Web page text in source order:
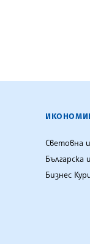
Световна
Българска
Бизнес